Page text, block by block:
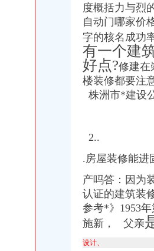
权转让公司|厂家-八方资源网版权转让
度概括力与烈
自动门哪家价
字的核名成功
有一个建
好点?修建在
楼装修都要注
株洲市*建设
2..
.房屋装修能进
产吗答：因为
认证的建筑装
参考*》1953
施新， 父亲
设计、